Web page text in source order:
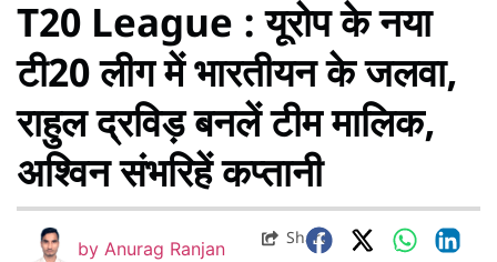
T20 League : यूरोप के नया
टी20 लीग में भारतीयन के जलवा,
राहुल द्रविड़ बनलें टीम मालिक,
अश्विन संभरिहें कप्तानी
by Anurag Ranjan
Share